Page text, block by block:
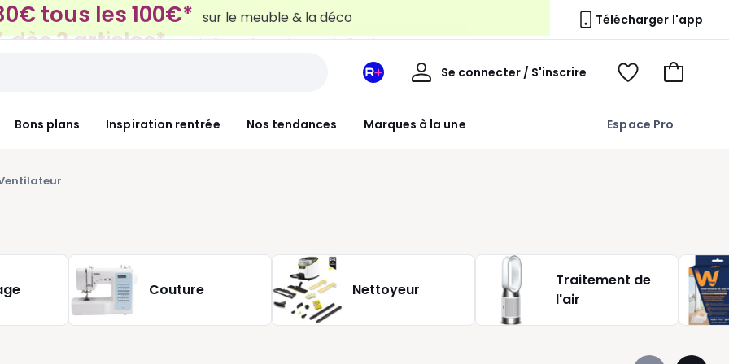
dès 2 articles* sur le linge de maison et la literie Télécharger l'app
Bons plans Inspiration rentrée Nos tendances Marques à la une Espace Pro
Mon
Redoute
Se connecter / S'inscrire
Mon
Voir
Voir
Couture Nettoyeur
Traitement de
l'air